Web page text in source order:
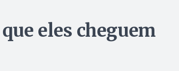
eles cheguem